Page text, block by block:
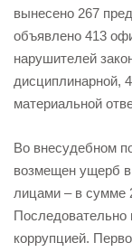
вынесено 267
объявлено 413
нарушителей
дисциплинарной,
материальной
Во внесудебном
возмещен ущерб
лицами – в сумме
Последовательно
коррупцией.